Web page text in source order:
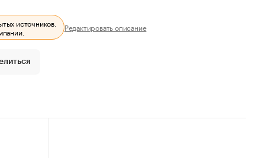
источников.
Редактировать описание